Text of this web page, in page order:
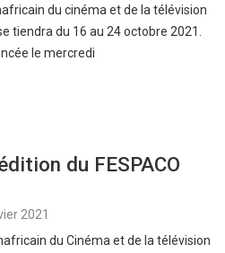
du cinéma et de la télévision
tiendra du 16 au 24 octobre 2021.
le mercredi
du FESPACO
2021
du Cinéma et de la télévision